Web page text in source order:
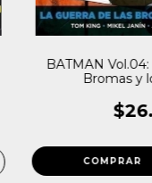
BATMAN
Bromas y